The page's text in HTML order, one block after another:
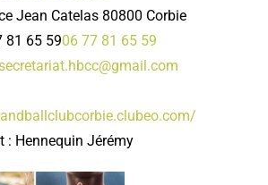
Jean Catelas 80800 Corbie
81 65 5906 77 81 65 59
: Hennequin Jérémy